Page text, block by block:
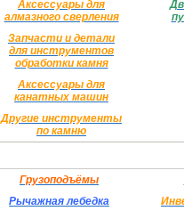
Аксессуары для
алмазного сверления
Запчасти и детали
для инструментов
обработки камня
Аксессуары для
канатных машин
Другие инструменты
по камню
Грузоподъёмы
Рычажная лебедка